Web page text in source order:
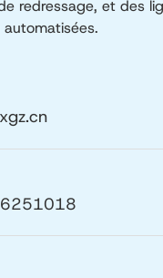
redressage, et des